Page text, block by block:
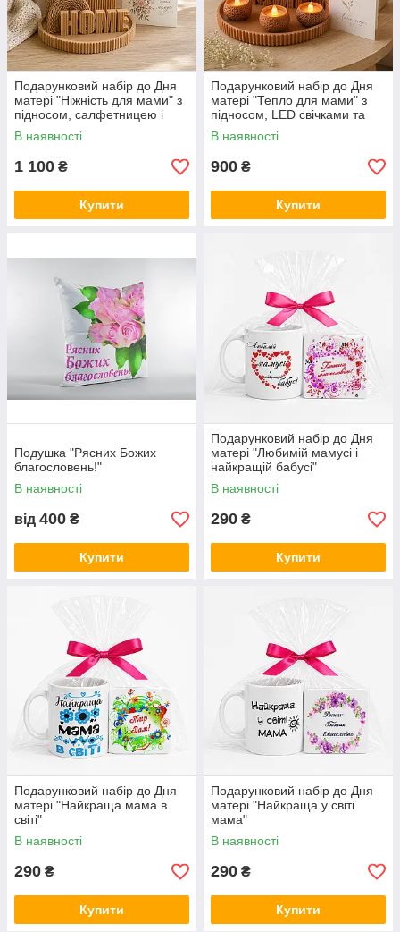
Подарунковий набір до Дня
матері "Ніжність для мами" з
підносом, салфетницею і
декором
В наявності
1 100 ₴
Купити
Подарунковий набір до Дня
матері "Тепло для мами" з
підносом, LED свічками та
листівкою
В наявності
900 ₴
Купити
Подушка "Рясних Божих
благословень!"
В наявності
від 400 ₴
Купити
Подарунковий набір до Дня
матері "Любимій мамусі і
найкращій бабусі"
В наявності
290 ₴
Купити
Подарунковий набір до Дня
матері "Найкраща мама в
світі"
В наявності
290 ₴
Купити
Подарунковий набір до Дня
матері "Найкраща у світі
мама"
В наявності
290 ₴
Купити